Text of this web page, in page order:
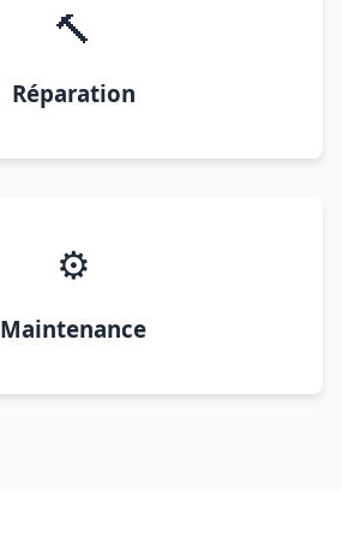
🔨
Réparation
⚙️
Maintenance